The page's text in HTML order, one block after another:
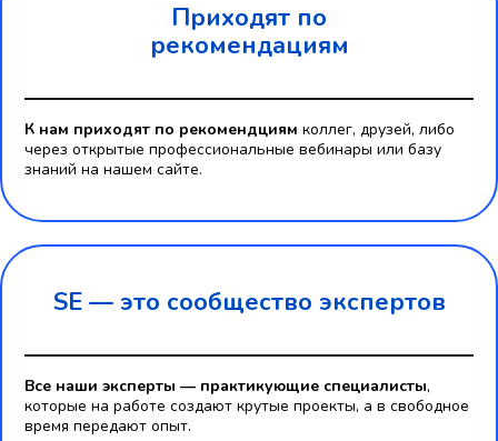
Приходят по
рекомендациям
К нам приходят по рекомендциям коллег, друзей, либо
через открытые профессиональные вебинары или базу
знаний на нашем сайте.
SE — это сообщество экспертов
Все наши эксперты — практикующие специалисты,
которые на работе создают крутые проекты, а в свободное
время передают опыт.